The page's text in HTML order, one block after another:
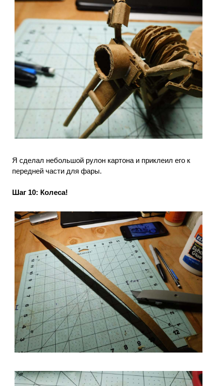
Я сделал небольшой рулон картона и приклеил его к
передней части для фары.
Шаг 10: Колеса!